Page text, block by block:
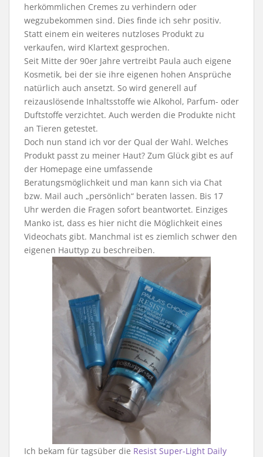
herkömmlichen Cremes zu verhindern oder
wegzubekommen sind. Dies finde ich sehr positiv.
Statt einem ein weiteres nutzloses Produkt zu
verkaufen, wird Klartext gesprochen.
Seit Mitte der 90er Jahre vertreibt Paula auch eigene
Kosmetik, bei der sie ihre eigenen hohen Ansprüche
natürlich auch ansetzt. So wird generell auf
reizauslösende Inhaltsstoffe wie Alkohol, Parfum- oder
Duftstoffe verzichtet. Auch werden die Produkte nicht
an Tieren getestet.
Doch nun stand ich vor der Qual der Wahl. Welches
Produkt passt zu meiner Haut? Zum Glück gibt es auf
der Homepage eine umfassende
Beratungsmöglichkeit und man kann sich via Chat
bzw. Mail auch „persönlich“ beraten lassen. Bis 17
Uhr werden die Fragen sofort beantwortet. Einziges
Manko ist, dass es hier nicht die Möglichkeit eines
Videochats gibt. Manchmal ist es ziemlich schwer den
eigenen Hauttyp zu beschreiben.
Ich bekam für tagsüber die Resist Super-Light Daily